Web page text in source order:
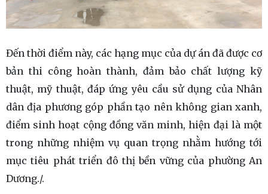
Đến thời điểm này, các hạng mục của dự án đã được cơ
bản thi công hoàn thành, đảm bảo chất lượng kỹ
thuật, mỹ thuật, đáp ứng yêu cầu sử dụng của Nhân
dân địa phương góp phần tạo nên không gian xanh,
điểm sinh hoạt cộng đồng văn minh, hiện đại là một
trong những nhiệm vụ quan trọng nhằm hướng tới
mục tiêu phát triển đô thị bền vững của phường An
Dương./.